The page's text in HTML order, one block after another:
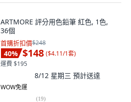
ARTMORE 評分用色鉛筆 紅色, 1色,
36個
首購折扣價$248
40% $148 ($4.11/1套)
運費 $195
8/12 星期三 預計送達
WOW免運
(19)